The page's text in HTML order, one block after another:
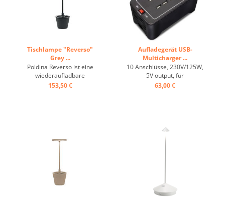
Tischlampe "Reverso"
Grey ...
Poldina Reverso ist eine
wiederaufladbare
batteriebetriebene
Stecker, ca. 9 h Betrieb, 9 h
153,50 €
Aufladegerät USB-
Multicharger ...
10 Anschlüsse, 230V/125W,
5V output, für
Heizkissen/Lampen/Menükarten,
63,00 €